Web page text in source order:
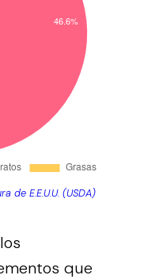
de E.E.U.U. (USDA)
que